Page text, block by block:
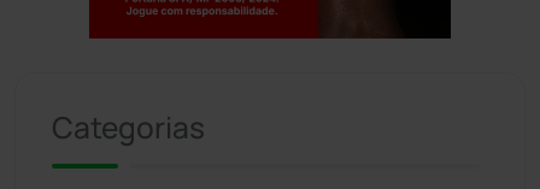
Categorias